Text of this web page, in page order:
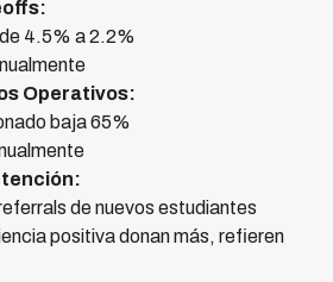
4.5% a 2.2%
Operativos:
baja 65%
de nuevos estudiantes
positiva donan más, refieren